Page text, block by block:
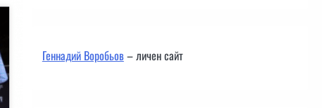
Геннадий Воробьов– личен сайт